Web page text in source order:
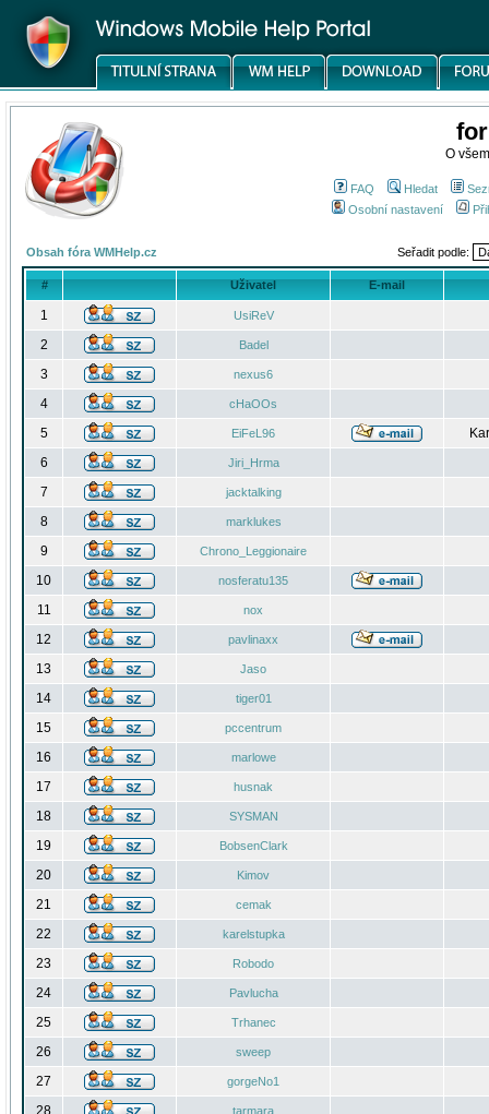
O
FAQ Hledat
Osobní nastavení
Obsah fóra WMHelp.cz Seřadit podle:
# Uživatel E-mail
1 UsiReV
2 Badel
3 nexus6
4 cHaOOs
5 EiFeL96
6
Jiri_Hrma
7 jacktalking
8 marklukes
9 Chrono_Leggionaire
10 nosferatu135
11 nox
12 pavlinaxx
13 Jaso
14 tiger01
15 pccentrum
16 marlowe
17 husnak
18 SYSMAN
19 BobsenClark
20 Kimov
21 cemak
22 karelstupka
23 Robodo
24 Pavlucha
25 Trhanec
26 sweep
27 gorgeNo1
28 tarmara